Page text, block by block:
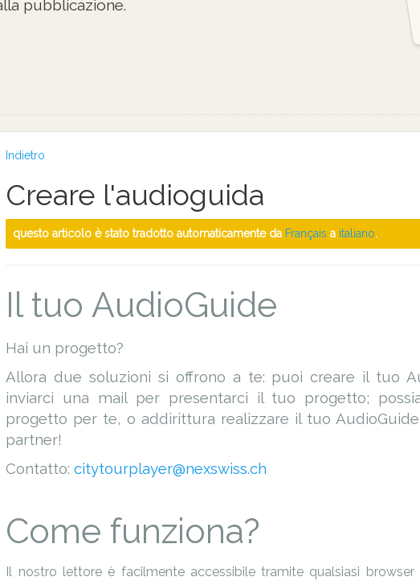
pubblicazione.
Indietro
Creare l'audioguida
questo articolo è stato tradotto automaticamente da Français a italiano.
Il tuo AudioGuide
Hai un progetto?
Allora due soluzioni si offrono a te: puoi creare il tuo
inviarci una mail per presentarci il tuo progetto;
progetto per te, o addirittura realizzare il tuo
partner!
Contatto:citytourplayer@nexswiss.ch
Come funziona?
Il nostro lettore è facilmente accessibile tramite qualsiasi browser